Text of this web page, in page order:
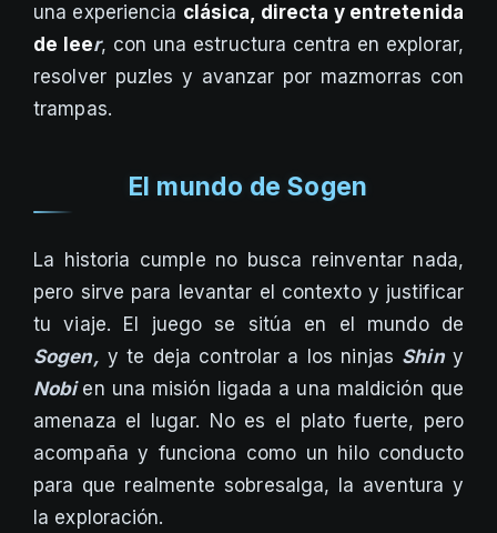
una experiencia clásica, directa y entretenida
de leer, con una estructura centra en explorar,
resolver puzles y avanzar por mazmorras con
trampas.
El mundo de Sogen
La historia cumple no busca reinventar nada,
pero sirve para levantar el contexto y justificar
tu viaje. El juego se sitúa en el mundo de
Sogen, y te deja controlar a los ninjas Shiny
Nobi en una misión ligada a una maldición que
amenaza el lugar. No es el plato fuerte, pero
acompaña y funciona como un hilo conducto
para que realmente sobresalga, la aventura y
la exploración.